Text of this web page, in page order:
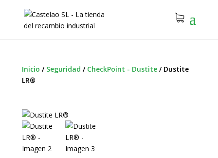
Inicio / Seguridad / CheckPoint - Dustite/ Dustite
LR®